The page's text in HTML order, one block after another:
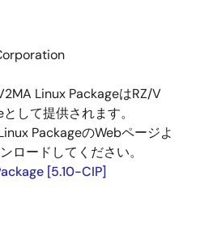
Linux PackageはRZ/V
して提供されます。
PackageのWebページよ
ロードしてください。
[5.10-CIP]